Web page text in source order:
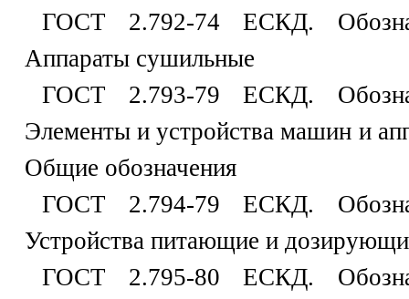
ГОСТ 2.792-74 ЕСКД.
Аппараты сушильные
ГОСТ 2.793-79 ЕСКД.
Элементы и устройства машин и
Общие обозначения
ГОСТ 2.794-79 ЕСКД.
Устройства питающие и
ГОСТ 2.795-80 ЕСКД.